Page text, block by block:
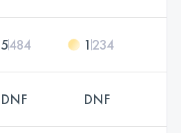
5484 1 234
DNF DNF